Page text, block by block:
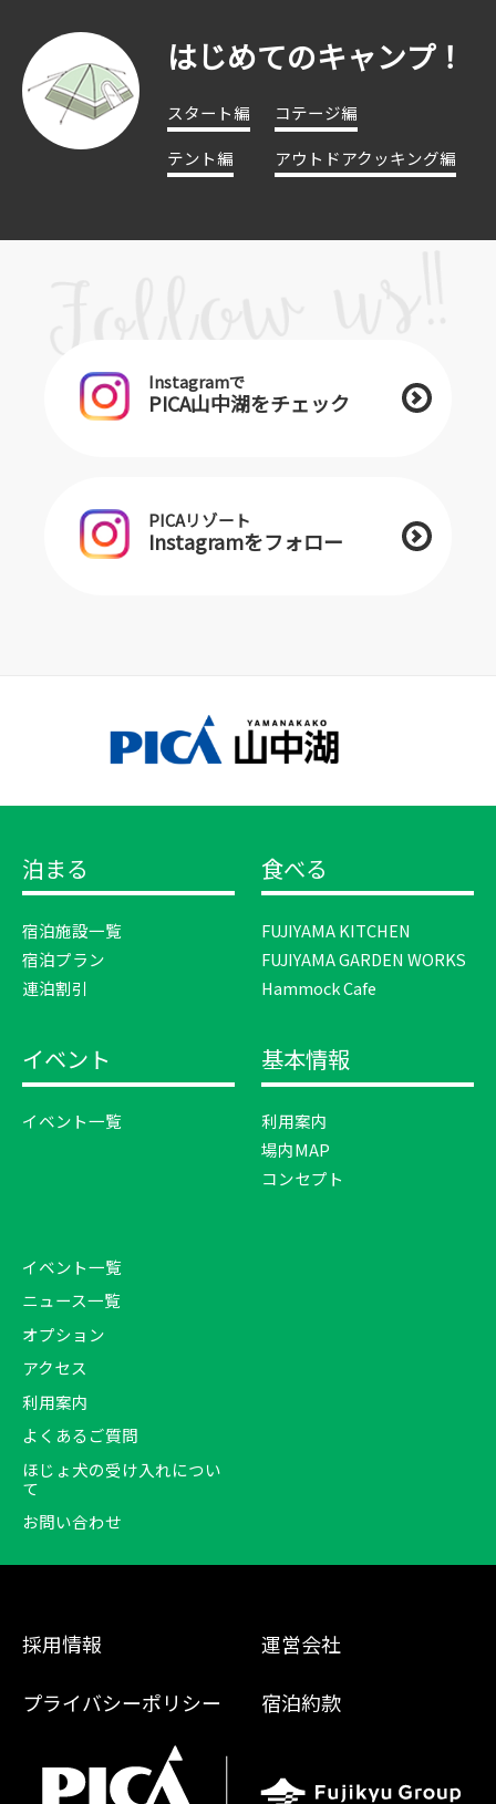
はじめてのキャンプ！
スタート編
コテージ編
テント編
アウトドアクッキング編
Instagramで
PICA山中湖をチェック
PICAリゾート
Instagramをフォロー
泊まる
宿泊施設一覧
宿泊プラン
連泊割引
食べる
FUJIYAMA KITCHEN
FUJIYAMA GARDEN WORKS
Hammock Cafe
イベント
イベント一覧
基本情報
利用案内
場内MAP
コンセプト
イベント一覧
ニュース一覧
オプション
アクセス
利用案内
よくあるご質問
ほじょ犬の受け入れについ
て
お問い合わせ
採用情報 運営会社
プライバシーポリシー 宿泊約款